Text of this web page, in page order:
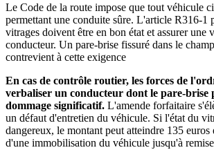
Le Code de la route impose que tout véhicule
permettant une conduite sûre. L'article R316-1
vitrages doivent être en bon état et assurer une
conducteur. Un pare-brise fissuré dans le
contrevient à cette exigence
En cas de contrôle routier, les forces de
verbaliser un conducteur dont le pare-brise
dommage significatif. L'amende forfaitaire
un défaut d'entretien du véhicule. Si l'état du
dangereux, le montant peut atteindre 135 euros
d'une immobilisation du véhicule jusqu'à